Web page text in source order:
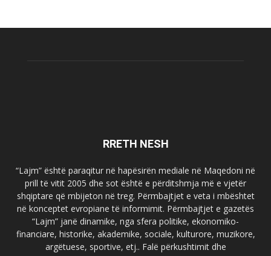
RRETH NESH
“Lajm” është paraqitur në hapësirën mediale në Maqedoni në
prill të vitit 2005 dhe sot është e përditshmja më e vjetër
shqiptare që mbijeton në treg. Përmbajtjet e veta i mbështet
në konceptet evropiane të informimit. Përmbajtjet e gazetës
“Lajm” janë dinamike, nga sfera politike, ekonomiko-
financiare, historike, akademike, sociale, kulturore, muzikore,
argëtuese, sportive, etj.. Falë përkushtimit dhe